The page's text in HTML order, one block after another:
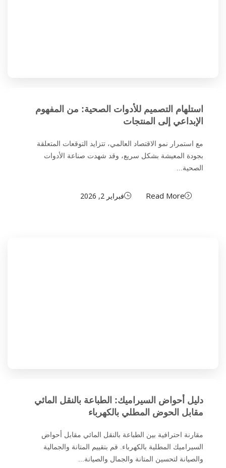
استلهام التصميم للأدوات الصحية: من المفهوم
الإبداعي إلى المنتجات
مع استمرار نمو الاقتصاد العالمي، تتزايد التوقعات المتعلقة
بجودة المعيشة بشكل سريع، وقد شهدت صناعة الأدوات
الصحية...
Read More فبراير 2, 2026
دليل أحواض السيراميك: الطباعة بالنقل المائي
مقابل الحوض المطلي بالكهرباء
مقارنة احترافية بين الطباعة بالنقل المائي مقابل أحواض
السيراميك المطلية بالكهرباء. قم بتقييم المتانة والجمالية
والصيانة لتحسين المتانة والجمال والصيانة...